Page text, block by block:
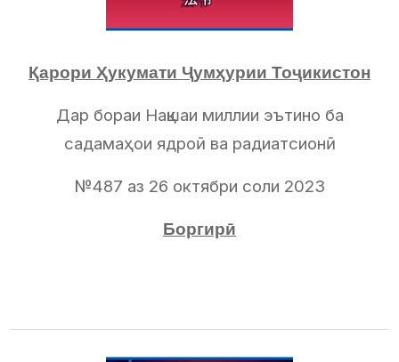
Қарори Ҳукумати Ҷумҳурии Тоҷикистон
Дар бораи Нақшаи миллии эътино ба
садамаҳои ядроӣ ва радиатсионӣ
№487 аз 26 октябри соли 2023
Боргирӣ